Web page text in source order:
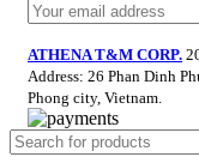
ATHENA T&M CORP.
Address: 26 Phan Dinh
Phong city, Vietnam.